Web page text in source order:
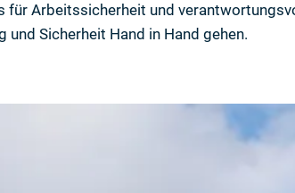
für Arbeitssicherheit und
und Sicherheit Hand in Hand gehen.